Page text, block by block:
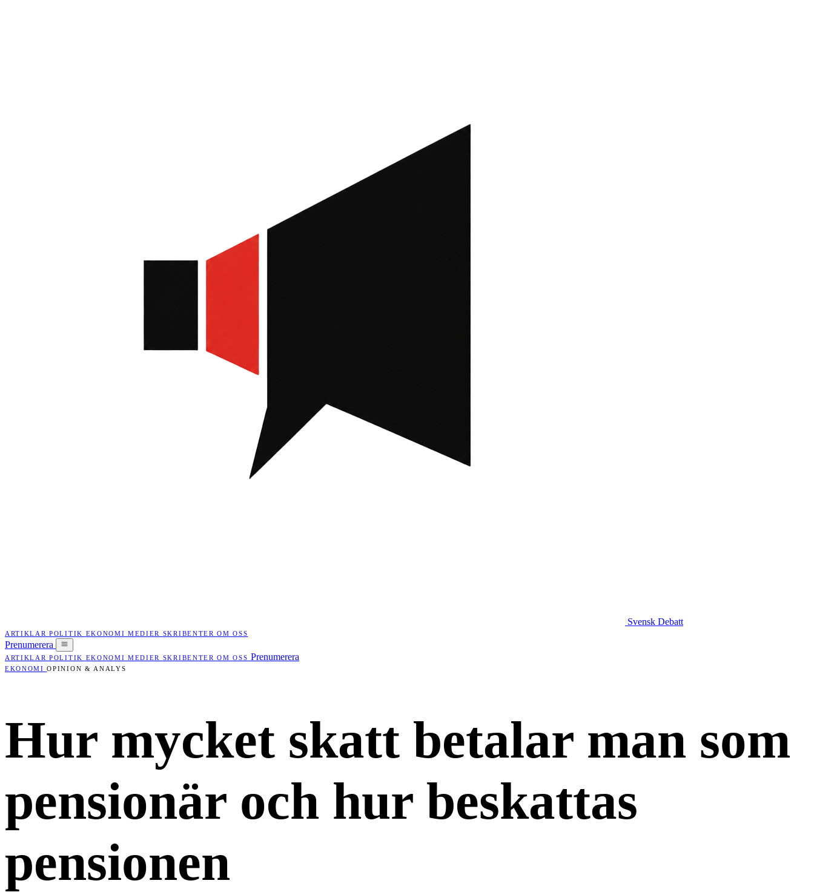
Svensk Debatt
ARTIKLARPOLITIK EKONOMIMEDIER SKRIBENTEROM OSS
Prenumerera
ARTIKLARPOLITIK EKONOMIMEDIER SKRIBENTEROM OSS Prenumerera
EKONOMIOPINION & ANALYS
Hur mycket skatt betalar man som
pensionär och hur beskattas
pensionen